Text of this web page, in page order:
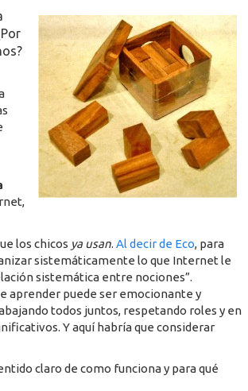
los chicos ya usan. Al decir de Eco, para
sistemáticamente lo que Internet le
sistemática entre nociones”.
aprender puede ser emocionante y
todos juntos, respetando roles y en
Y aquí habría que considerar
claro de como funciona y para qué